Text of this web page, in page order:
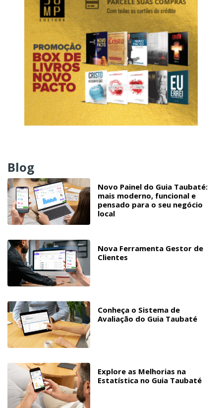
Blog
Novo Painel do Guia Taubaté:
mais moderno, funcional e
pensado para o seu negócio
local
Nova Ferramenta Gestor de
Clientes
Conheça o Sistema de
Avaliação do Guia Taubaté
Explore as Melhorias na
Estatística no Guia Taubaté